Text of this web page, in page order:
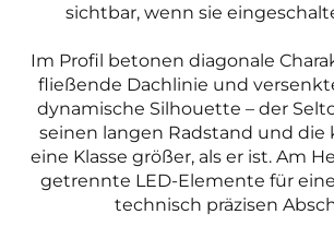
sichtbar, wenn sie
Im Profil betonen diagonale
fließende Dachlinie und
dynamische Silhouette – der
seinen langen Radstand und die
eine Klasse größer, als er ist. Am
getrennte LED-Elemente für
technisch präzisen